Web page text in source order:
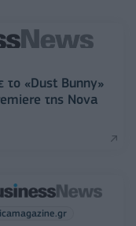
το «Dust Bunny»
της Nova